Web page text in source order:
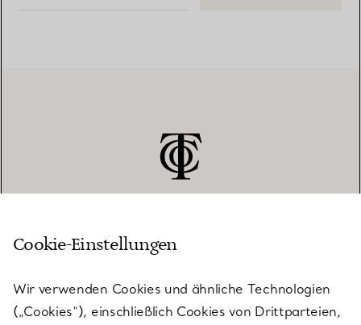
KUNDENSERVICE
SERVICES
Cookie-Einstellungen
Wir verwenden Cookies und ähnliche Technologien
(„Cookies“), einschließlich Cookies von Drittparteien,